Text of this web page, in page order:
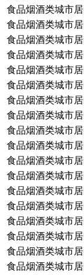
食品烟酒类城市
食品烟酒类城市
食品烟酒类城市
食品烟酒类城市
食品烟酒类城市
食品烟酒类城市
食品烟酒类城市
食品烟酒类城市
食品烟酒类城市
食品烟酒类城市
食品烟酒类城市
食品烟酒类城市
食品烟酒类城市
食品烟酒类城市
食品烟酒类城市
食品烟酒类城市
食品烟酒类城市
食品烟酒类城市